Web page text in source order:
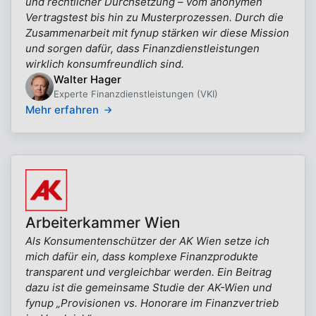
Vertragstest bis hin zu Musterprozessen. Durch die
Zusammenarbeit mit fynup stärken wir diese Mission
und sorgen dafür, dass Finanzdienstleistungen
wirklich konsumfreundlich sind.
Walter Hager
Experte Finanzdienstleistungen (VKI)
Mehr erfahren
Arbeiterkammer Wien
Als Konsumentenschützer der AK Wien setze ich
mich dafür ein, dass komplexe Finanzprodukte
transparent und vergleichbar werden. Ein Beitrag
dazu ist die gemeinsame Studie der AK-Wien und
fynup „Provisionen vs. Honorare im Finanzvertrieb